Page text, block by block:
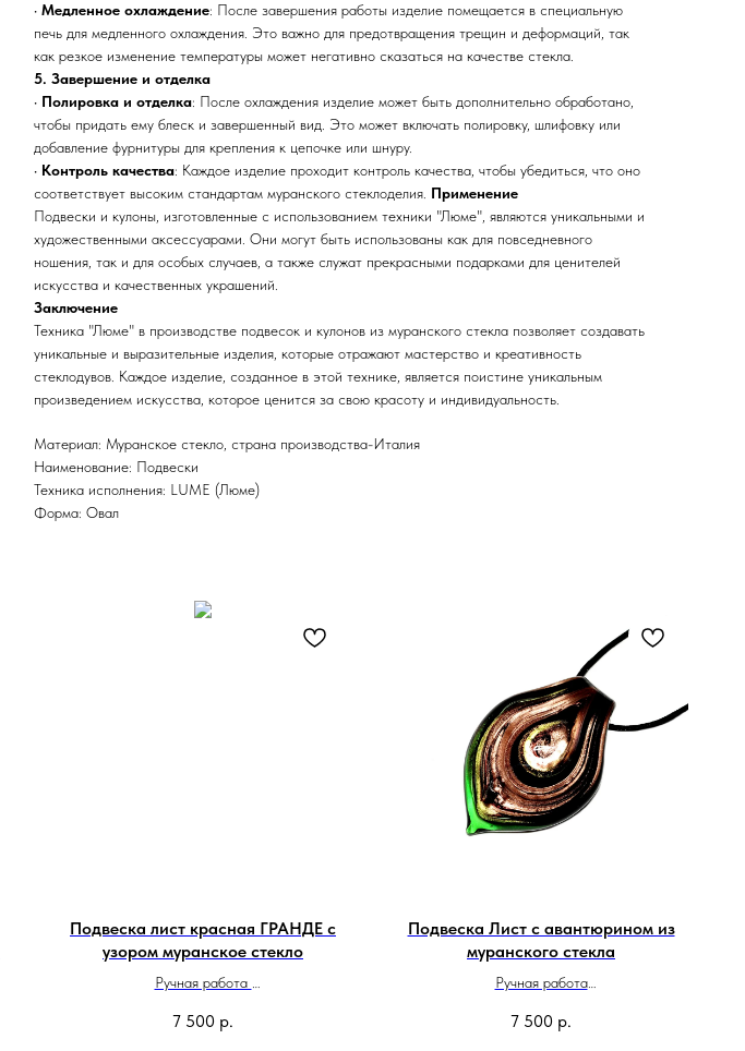
• Медленное охлаждение: После завершения работы изделие помещается в специальную
печь для медленного охлаждения. Это важно для предотвращения трещин и деформаций, так
как резкое изменение температуры может негативно сказаться на качестве стекла.
5. Завершение и отделка
• Полировка и отделка: После охлаждения изделие может быть дополнительно обработано,
чтобы придать ему блеск и завершенный вид. Это может включать полировку, шлифовку или
добавление фурнитуры для крепления к цепочке или шнуру.
• Контроль качества: Каждое изделие проходит контроль качества, чтобы убедиться, что оно
соответствует высоким стандартам муранского стеклоделия. Применение
Подвески и кулоны, изготовленные с использованием техники "Люме", являются уникальными и
художественными аксессуарами. Они могут быть использованы как для повседневного
ношения, так и для особых случаев, а также служат прекрасными подарками для ценителей
искусства и качественных украшений.
Заключение
Техника "Люме" в производстве подвесок и кулонов из муранского стекла позволяет создавать
уникальные и выразительные изделия, которые отражают мастерство и креативность
стеклодувов. Каждое изделие, созданное в этой технике, является поистине уникальным
произведением искусства, которое ценится за свою красоту и индивидуальность.
Материал: Муранское стекло, страна производства-Италия
Наименование: Подвески
Техника исполнения: LUME (Люме)
Форма: Овал
Подвеска лист красная ГРАНДЕ с
узором муранское стекло
Ручная работа
7 500 р.
Подвеска Лист с авантюрином из
муранского стекла
Ручная работа
7 500 р.